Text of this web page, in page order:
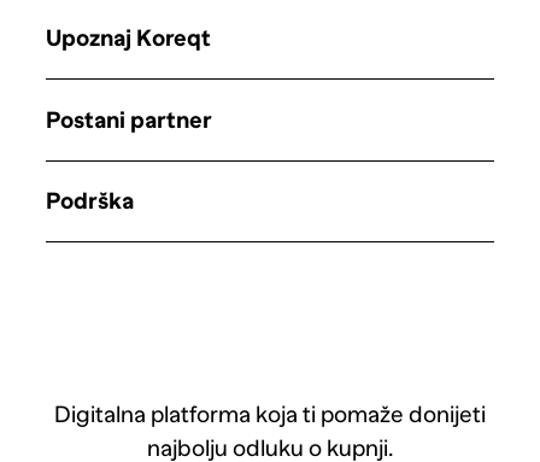
Digitalna platforma koja ti pomaže donijeti
najbolju odluku o kupnji.
Upoznaj Koreqt
Postani partner
Podrška